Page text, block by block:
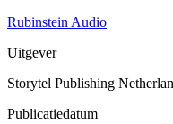
Rubinstein Audio
Uitgever
Storytel Publishing
Publicatiedatum